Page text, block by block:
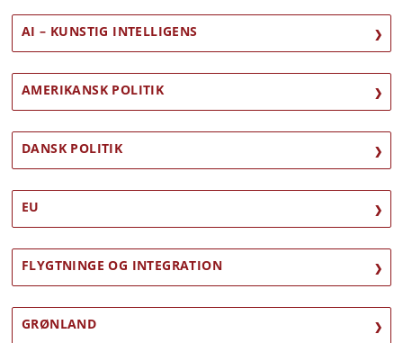
AI – KUNSTIG INTELLIGENS
AMERIKANSK POLITIK
DANSK POLITIK
EU
FLYGTNINGE OG INTEGRATION
GRØNLAND